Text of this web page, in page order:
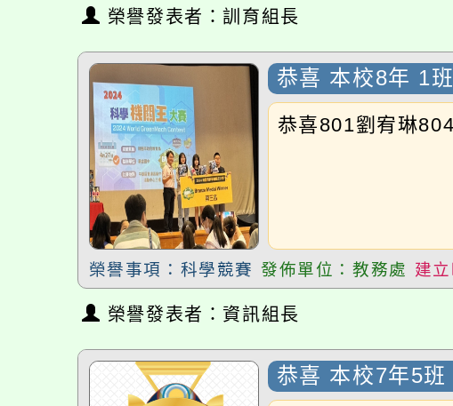
恭喜 本校8年 1班
獲 第三名
恭喜801劉宥琳804
榮譽事項：科學競賽 發佈單位：教務處
榮譽發表者：資訊組長
恭喜 本校7年5班
恭喜7年5班徐羽汎同
神國中組佳作感謝邱